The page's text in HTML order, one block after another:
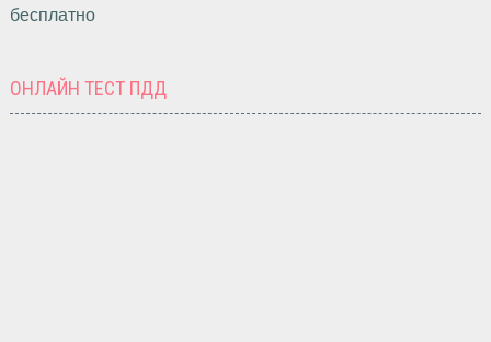
бесплатно
ОНЛАЙН ТЕСТ ПДД